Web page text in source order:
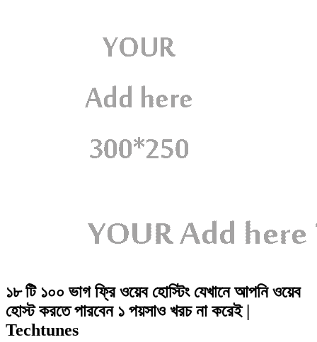
১৮ টি ১০০ ভাগ ফ্রি ওয়েব হোস্টিং যেখানে আপনি ওয়েব
হোস্ট করতে পারবেন ১ পয়সাও খরচ না করেই |
Techtunes